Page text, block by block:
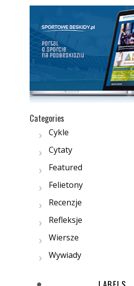
Categories
Cykle
Cytaty
Featured
Felietony
Recenzje
Refleksje
Wiersze
Wywiady